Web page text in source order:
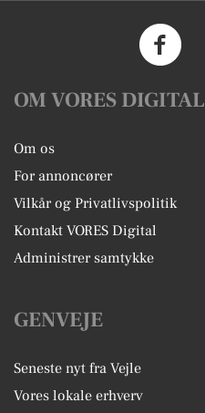
OM VORES DIGITAL
Om os
For annoncører
Vilkår og Privatlivspolitik
Kontakt VORES Digital
Administrer samtykke
GENVEJE
Seneste nyt fra Vejle
Vores lokale erhverv